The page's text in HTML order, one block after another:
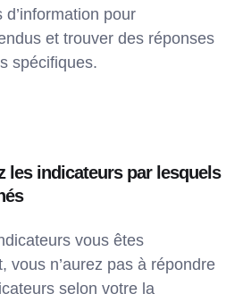
pour
et trouver des réponses
spécifiques.
les indicateurs par lesquels
vous êtes
vous n’aurez pas à répondre
selon votre la